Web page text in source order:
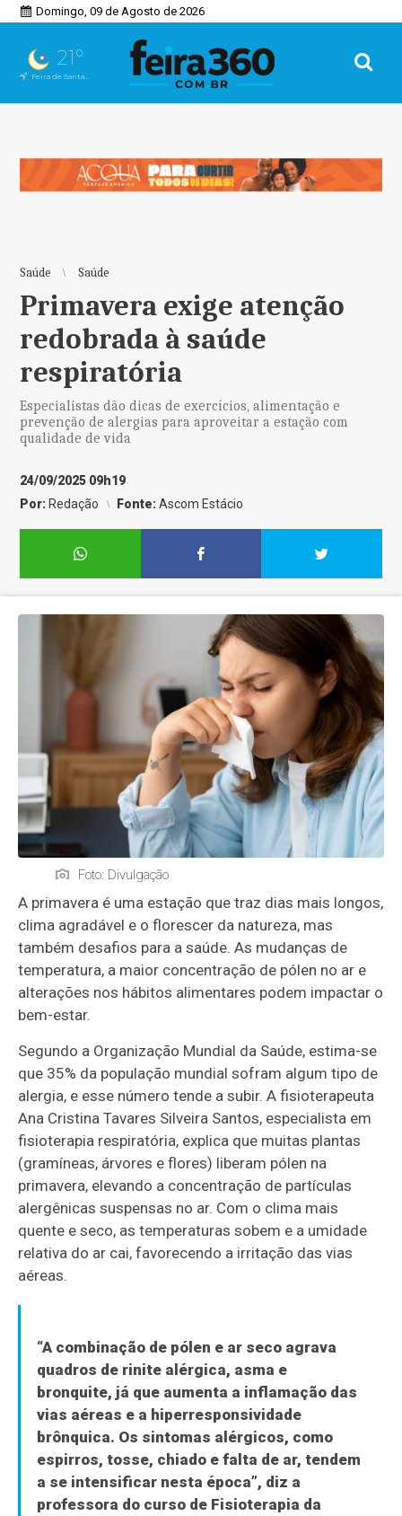
Domingo, 09 de Agosto de 2026
21°
Feira de Santana, BA
Saúde Saúde
Primavera exige atenção
redobrada à saúde
respiratória
Especialistas dão dicas de exercícios, alimentação e
prevenção de alergias para aproveitar a estação com
qualidade de vida
24/09/2025 09h19
Por: Redação Fonte:Ascom Estácio
Foto: Divulgação
A primavera é uma estação que traz dias mais longos,
clima agradável e o florescer da natureza, mas
também desafios para a saúde. As mudanças de
temperatura, a maior concentração de pólen no ar e
alterações nos hábitos alimentares podem impactar o
bem-estar.
Segundo a Organização Mundial da Saúde, estima-se
que 35% da população mundial sofram algum tipo de
alergia, e esse número tende a subir. A fisioterapeuta
Ana Cristina Tavares Silveira Santos, especialista em
fisioterapia respiratória, explica que muitas plantas
(gramíneas, árvores e flores) liberam pólen na
primavera, elevando a concentração de partículas
alergênicas suspensas no ar. Com o clima mais
quente e seco, as temperaturas sobem e a umidade
relativa do ar cai, favorecendo a irritação das vias
aéreas.
“A combinação de pólen e ar seco agrava
quadros de rinite alérgica, asma e
bronquite, já que aumenta a inflamação das
vias aéreas e a hiperresponsividade
brônquica. Os sintomas alérgicos, como
espirros, tosse, chiado e falta de ar, tendem
a se intensificar nesta época”, diz a
professora do curso de Fisioterapia da